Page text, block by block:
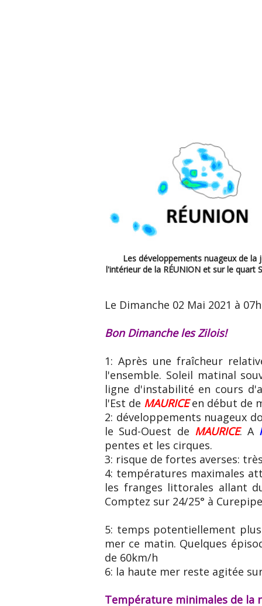
Les développements nuageux de
l'intérieur de la RÉUNION et sur le quart
Le Dimanche 02 Mai 2021 à
Bon Dimanche les Zilois!
1: Après une fraîcheur
l'ensemble. Soleil matinal
ligne d'instabilité en cours
l'Est de MAURICEen début de
2: développements nuageux
le Sud-Ouest de MAURICE. A
pentes et les cirques.
3: risque de fortes averses:
4: températures maximales
les franges littorales allant
Comptez sur 24/25° à
5: temps potentiellement
mer ce matin. Quelques
de 60km/h
6: la haute mer reste agitée
Température minimales de la